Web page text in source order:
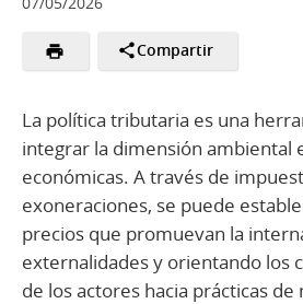
Compartir
La política tributaria es una
integrar la dimensión ambiental
económicas. A través de
exoneraciones, se puede
precios que promuevan la
externalidades y orientando los
de los actores hacia prácticas